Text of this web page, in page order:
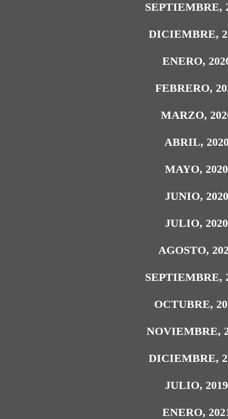
SEPTIEMBRE,
DICIEMBRE,
ENERO,
FEBRERO,
MARZO,
ABRIL,
MAYO, 2020
JUNIO, 2020
JULIO, 2020
AGOSTO,
SEPTIEMBRE,
OCTUBRE,
NOVIEMBRE,
DICIEMBRE,
JULIO, 2019
ENERO,